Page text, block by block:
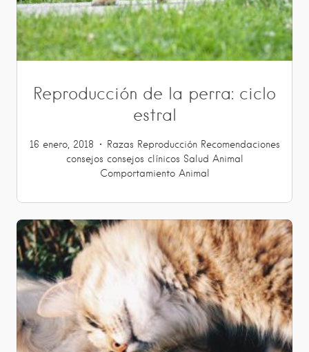
Reproducción de la perra: ciclo
estral
16 enero, 2018 Razas Reproducción Recomendaciones
consejos consejos clínicos Salud Animal
Comportamiento Animal